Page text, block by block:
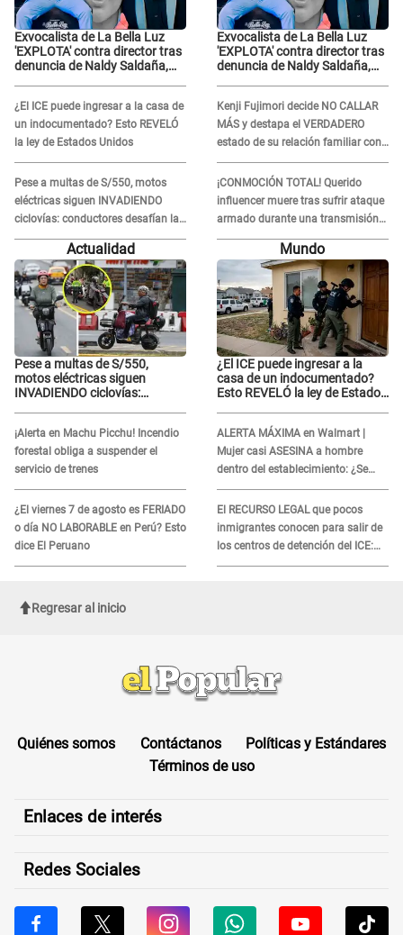
Exvocalista de La Bella Luz
'EXPLOTA' contra director tras
denuncia de Naldy Saldaña,
dos cabezas más"
¿El ICE puede ingresar a la casa de
un indocumentado? Esto REVELÓ
la ley de Estados Unidos
Pese a multas de S/550, motos
eléctricas siguen INVADIENDO
ciclovías: conductores desafían las
nuevas reglas
Exvocalista de La Bella Luz
'EXPLOTA' contra director tras
denuncia de Naldy Saldaña,
dos cabezas más"
Kenji Fujimori decide NO CALLAR
MÁS y destapa el VERDADERO
estado de su relación familiar con
Keiko Fujimori: "Mi familia es Érika,
mi suegra..."
¡CONMOCIÓN TOTAL! Querido
influencer muere tras sufrir ataque
armado durante una transmisión
en vivo
Actualidad
Pese a multas de S/550,
motos eléctricas siguen
INVADIENDO ciclovías:
¡Alerta en Machu Picchu! Incendio
forestal obliga a suspender el
servicio de trenes
¿El viernes 7 de agosto es FERIADO
o día NO LABORABLE en Perú? Esto
dice El Peruano
Mundo
¿El ICE puede ingresar a la
casa de un indocumentado?
Esto REVELÓ la ley de Estados
ALERTA MÁXIMA en Walmart |
Mujer casi ASESINA a hombre
dentro del establecimiento: ¿Se
logró atrapar al sospechoso?
El RECURSO LEGAL que pocos
inmigrantes conocen para salir de
los centros de detención del ICE:
Trump quiere ELIMINARLO
Regresar al inicio
Quiénes somos Contáctanos
Políticas y Estándares
Términos de uso
Enlaces de interés
Redes Sociales